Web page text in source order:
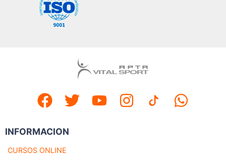
INFORMACION
CURSOS ONLINE